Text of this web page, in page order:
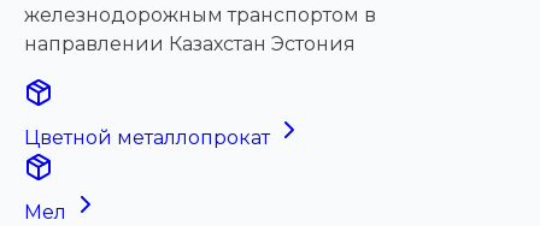
железнодорожным транспортом в
направлении Казахстан Эстония
Цветной металлопрокат
Мел